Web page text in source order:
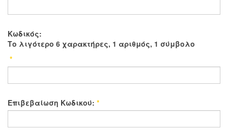
Κωδικός:
Το λιγότερο 6 χαρακτήρες, 1 αριθμός, 1 σύμβολο
*
Επιβεβαίωση Κωδικού: *